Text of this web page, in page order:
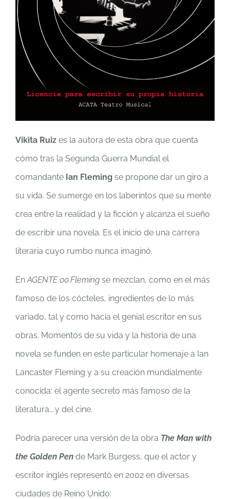
Vikita Ruiz es la autora de esta obra que cuenta
cómo tras la Segunda Guerra Mundial el
comandante Ian Fleming se propone dar un giro a
su vida. Se sumerge en los laberintos que su mente
crea entre la realidad y la ficción y alcanza el sueño
de escribir una novela. Es el inicio de una carrera
literaria cuyo rumbo nunca imaginó.
EnAGENTE 00.Fleming se mezclan, como en el más
famoso de los cócteles, ingredientes de lo más
variado, tal y como hacía el genial escritor en sus
obras. Momentos de su vida y la historia de una
novela se funden en este particular homenaje a Ian
Lancaster Fleming y a su creación mundialmente
conocida: el agente secreto más famoso de la
literatura… y del cine.
Podría parecer una versión de la obra The Man with
the Golden Pen de Mark Burgess, que el actor y
escritor inglés representó en 2002 en diversas
ciudades de Reino Unido: